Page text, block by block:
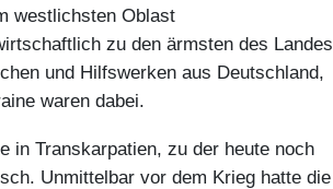
westlichsten Oblast
zu den ärmsten des Landes
und Hilfswerken aus Deutschland,
waren dabei.
in Transkarpatien, zu der heute noch
Unmittelbar vor dem Krieg hatte die